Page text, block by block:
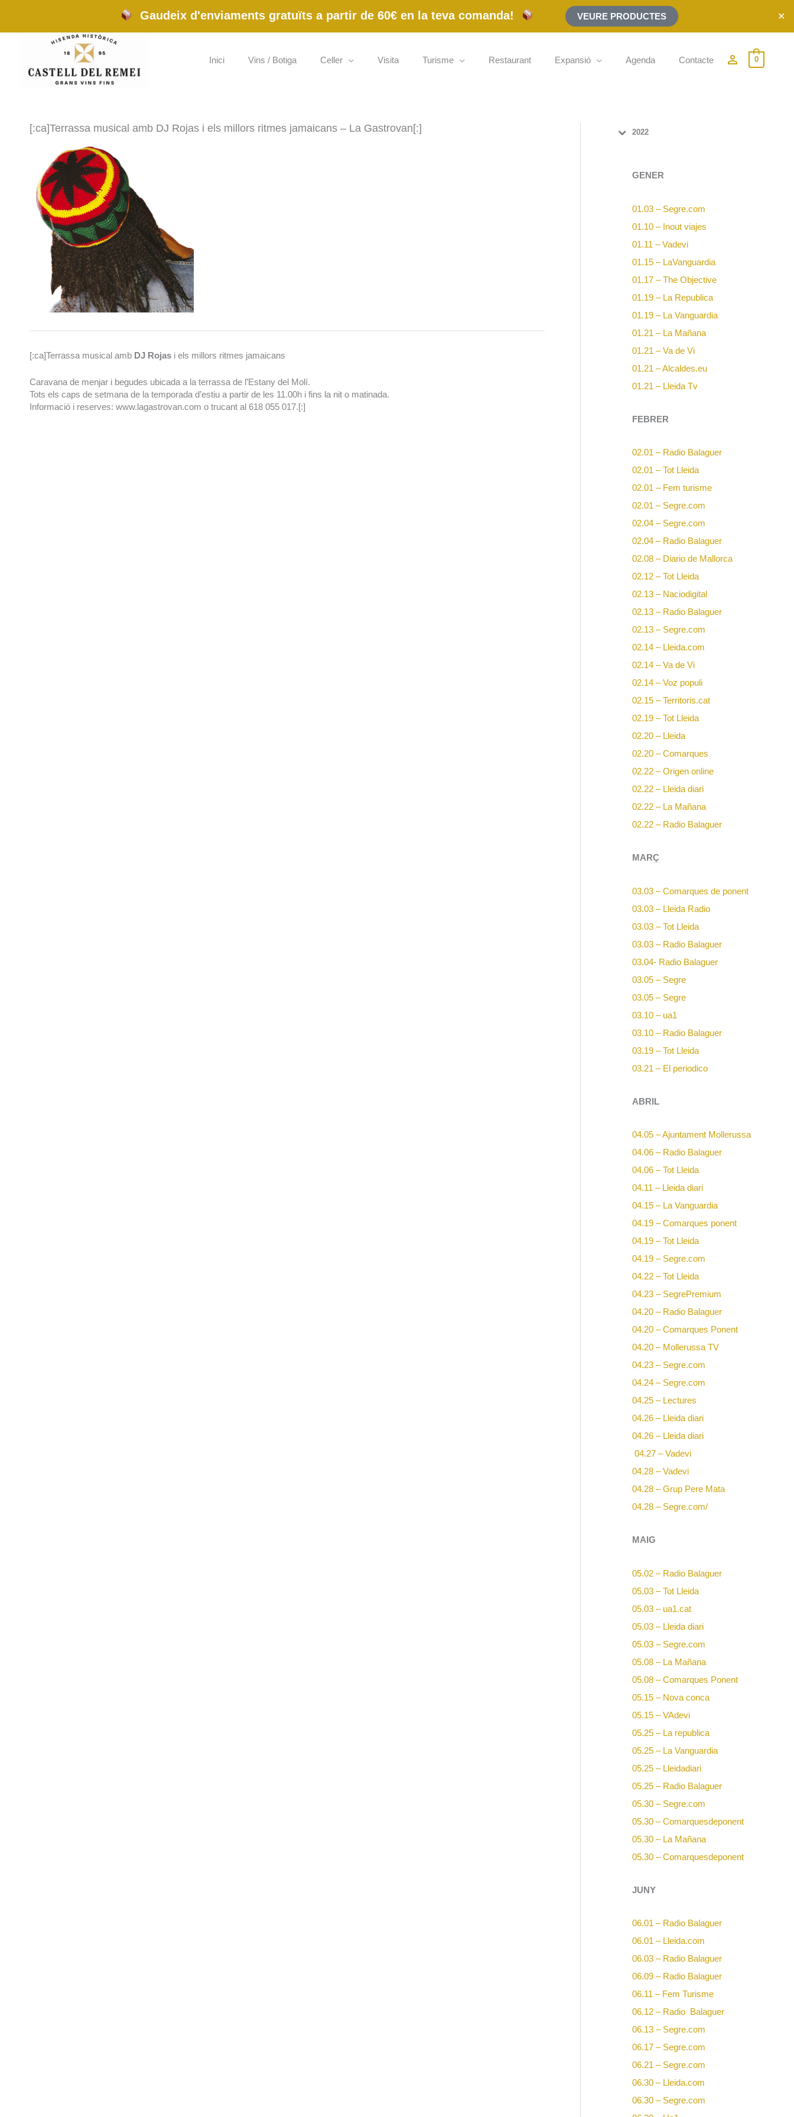
Gaudeix d'enviaments gratuïts a partir de 60€ en la teva comanda! VEURE PRODUCTES ✕
contingut
Inici Vins / Botiga Celler Visita Turisme Restaurant Expansió Agenda Contacte person_outline 0
[:ca]Terrassa musical amb DJ Rojas i els millors ritmes jamaicans – La Gastrovan[:]
[:ca]Terrassa musical amb DJ Rojasi els millors ritmes jamaicans
Caravana de menjar i begudes ubicada a la terrassa de l’Estany del Molí.
Tots els caps de setmana de la temporada d’estiu a partir de les 11.00h i fins la nit o matinada.
Informació i reserves: www.lagastrovan.com o trucant al 618 055 017.[:]
2022
GENER
01.03 – Segre.com
01.10 – Inout viajes
01.11 – Vadevi
01.15 – LaVanguardia
01.17 – The Objective
01.19 – La Republica
01.19 – La Vanguardia
01.21 – La Mañana
01.21 – Va de Vi
01.21 – Alcaldes.eu
01.21 – Lleida Tv
FEBRER
02.01 – Radio Balaguer
02.01 – Tot Lleida
02.01 – Fem turisme
02.01 – Segre.com
02.04 – Segre.com
02.04 – Radio Balaguer
02.08 – Diario de Mallorca
02.12 – Tot Lleida
02.13 – Naciodigital
02.13 – Radio Balaguer
02.13 – Segre.com
02.14 – Lleida.com
02.14 – Va de Vi
02.14 – Voz populi
02.15 – Territoris.cat
02.19 – Tot Lleida
02.20 – Lleida
02.20 – Comarques
02.22 – Origen online
02.22 – Lleida diari
02.22 – La Mañana
02.22 – Radio Balaguer
MARÇ
03.03 – Comarques de ponent
03.03 – Lleida Radio
03.03 – Tot Lleida
03.03 – Radio Balaguer
03.04- Radio Balaguer
03.05 – Segre
03.05 – Segre
03.10 – ua1
03.10 – Radio Balaguer
03.19 – Tot Lleida
03.21 – El periodico
ABRIL
04.05 – Ajuntament Mollerussa
04.06 – Radio Balaguer
04.06 – Tot Lleida
04.11 – Lleida diari
04.15 – La Vanguardia
04.19 – Comarques ponent
04.19 – Tot Lleida
04.19 – Segre.com
04.22 – Tot Lleida
04.23 – SegrePremium
04.20 – Radio Balaguer
04.20 – Comarques Ponent
04.20 – Mollerussa TV
04.23 – Segre.com
04.24 – Segre.com
04.25 – Lectures
04.26 – Lleida diari
04.26 – Lleida diari
04.27 – Vadevi
04.28 – Vadevi
04.28 – Grup Pere Mata
04.28 – Segre.com/
MAIG
05.02 – Radio Balaguer
05.03 – Tot Lleida
05.03 – ua1.cat
05.03 – Lleida diari
05.03 – Segre.com
05.08 – La Mañana
05.08 – Comarques Ponent
05.15 – Nova conca
05.15 – VAdevi
05.25 – La republica
05.25 – La Vanguardia
05.25 – Lleidadiari
05.25 – Radio Balaguer
05.30 – Segre.com
05.30 – Comarquesdeponent
05.30 – La Mañana
05.30 – Comarquesdeponent
JUNY
06.01 – Radio Balaguer
06.01 – Lleida.com
06.03 – Radio Balaguer
06.09 – Radio Balaguer
06.11 – Fem Turisme
06.12 – Radio Balaguer
06.13 – Segre.com
06.17 – Segre.com
06.21 – Segre.com
06.30 – Lleida.com
06.30 – Segre.com